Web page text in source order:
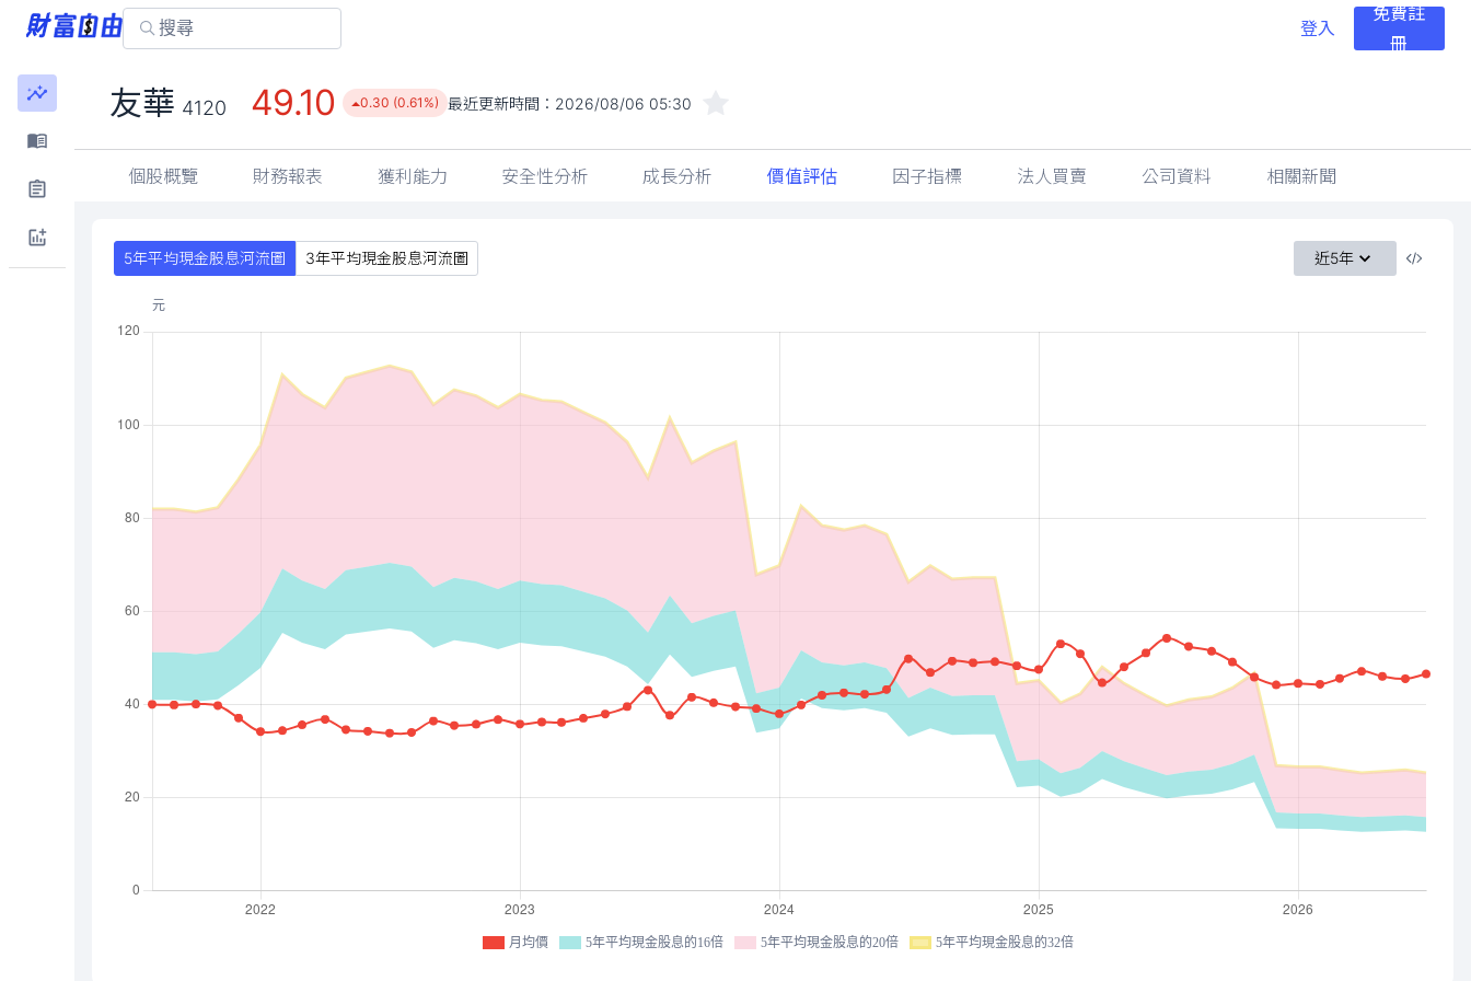
登入
免費註
冊
友華 4120 49.10 0.30 (0.61%) 最近更新時間： 2026/08/06 05:30
個股概覽 財務報表 獲利能力 安全性分析 成長分析 價值評估 因子指標 法人買賣 公司資料 相關新聞
5年平均現金股息河流圖 3年平均現金股息河流圖 近5年
月均價 5年平均現金股息的16倍 5年平均現金股息的20倍 5年平均現金股息的32倍